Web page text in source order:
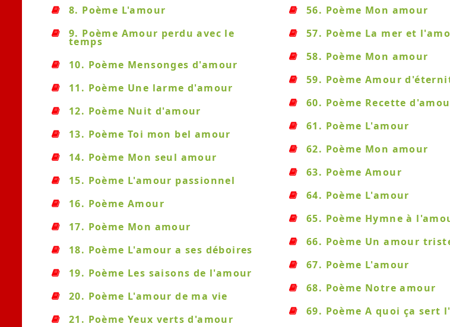
8. Poème L'amour
9. Poème Amour perdu avec le
temps
10. Poème Mensonges d'amour
11. Poème Une larme d'amour
12. Poème Nuit d'amour
13. Poème Toi mon bel amour
14. Poème Mon seul amour
15. Poème L'amour passionnel
16. Poème Amour
17. Poème Mon amour
18. Poème L'amour a ses déboires
19. Poème Les saisons de l'amour
20. Poème L'amour de ma vie
21. Poème Yeux verts d'amour
56. Poème Mon amour
57. Poème La mer et
58. Poème Mon amour
59. Poème Amour
60. Poème Recette
61. Poème L'amour
62. Poème Mon amour
63. Poème Amour
64. Poème L'amour
65. Poème Hymne à
66. Poème Un amour
67. Poème L'amour
68. Poème Notre amour
69. Poème A quoi ça sert